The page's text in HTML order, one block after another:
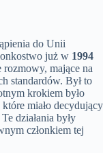
do Unii
już w 1994
mające na
standardów. Był to
krokiem było
które miało decydujący
działania były
członkiem tej